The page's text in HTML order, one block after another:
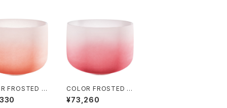
FROSTED C
SINGING B
リスタル・シ
COLOR FROSTED C
RYSTAL SINGING B
OWLS (クリスタル・シ
¥73,260